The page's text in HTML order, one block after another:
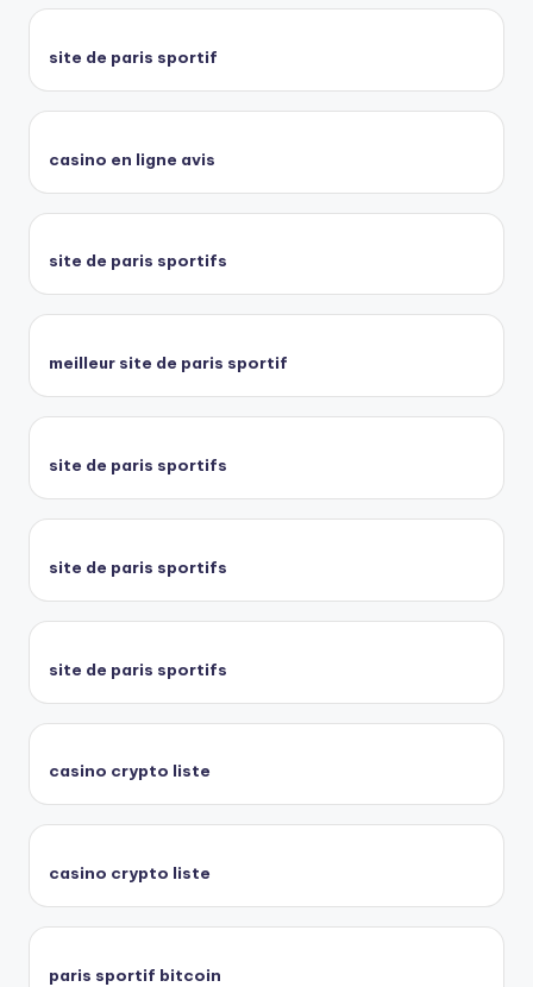
site de paris sportif
casino en ligne avis
site de paris sportifs
meilleur site de paris sportif
site de paris sportifs
site de paris sportifs
site de paris sportifs
casino crypto liste
casino crypto liste
paris sportif bitcoin